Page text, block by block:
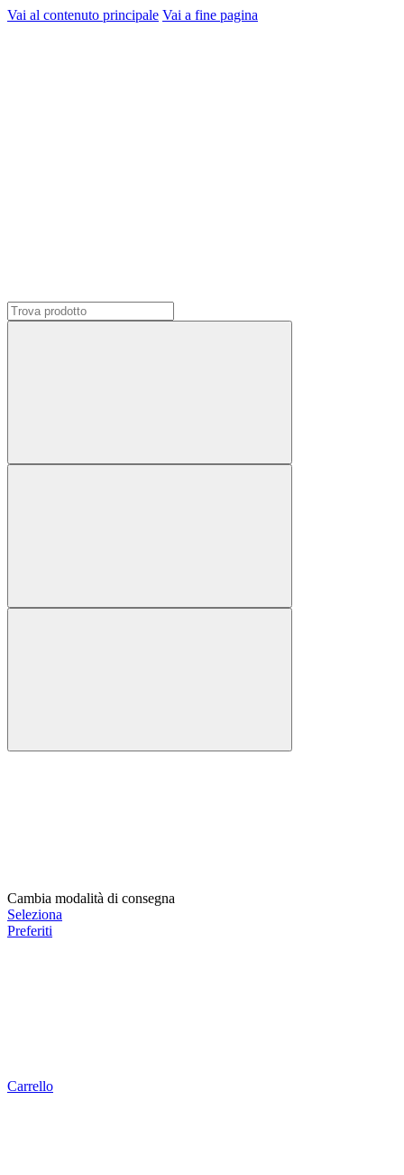
Vai al contenuto principale Vai a fine pagina
Cambia modalità di consegna
Seleziona
Preferiti
Carrello